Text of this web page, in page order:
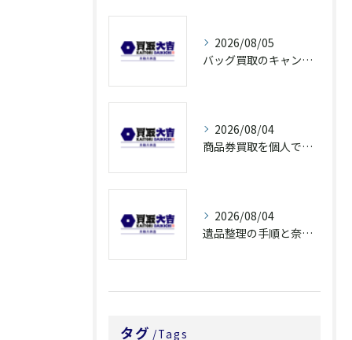
2026/08/05
バッグ買取のキャンペーンで奈良県橿原市でお得に売るための条件と注意点徹底ガイド
2026/08/04
商品券買取を個人で利用する際の奈良県橿原市で知っておきたい高換金ポイント
2026/08/04
遺品整理の手順と奈良県橿原市で無駄なく片付ける方法とごみ処分ポイント
タグ Tags